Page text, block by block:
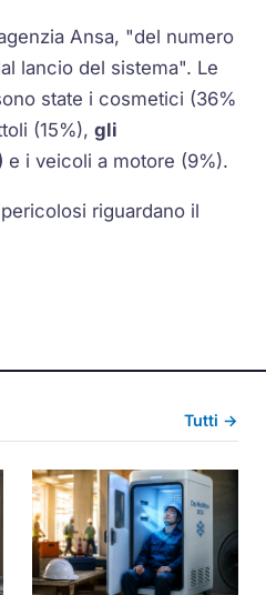
Ansa, "del numero
lancio del sistema". Le
state i cosmetici (36%
(15%),gli
e i veicoli a motore (9%).
riguardano il
Tutti →